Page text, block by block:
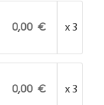
0,00 € x 3
0,00 € x 3